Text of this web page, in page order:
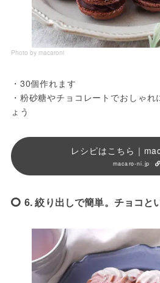
Photo by macaroni
・30個作れます
・粉砂糖やチョコレートでおしゃ
ょう
レシピはこちら｜
macaro-ni.jp
6. 絞り出しで簡単。チョコと